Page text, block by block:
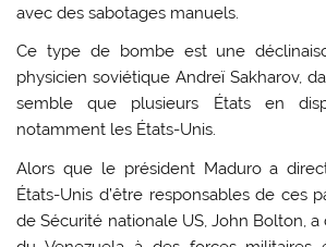
avec des sabotages manuels.
Ce type de bombe est une
physicien soviétique Andreï Sakharov,
semble que plusieurs États en
notamment les États-Unis.
Alors que le président Maduro a
États-Unis d’être responsables de ces
de Sécurité nationale US, John Bolton,